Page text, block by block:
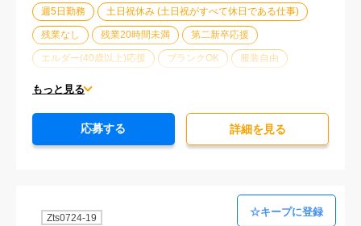
週5日勤務 土日祝休み (土日祝がすべて休日である仕事)
残業なし 残業20時間未満 第二新卒応援
エルダー(40歳以上)応援 ブランクOK 服装自由
オフィスが禁煙
もっと見る
応募する 詳細を⾒る
Zts0724-19